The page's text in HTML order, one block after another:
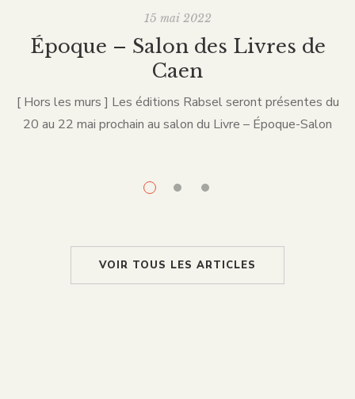
15 mai 2022
Époque – Salon des Livres de
Caen
[ Hors les murs ] Les éditions Rabsel seront présentes du
20 au 22 mai prochain au salon du Livre – Époque-Salon
dédicaces… sont organisés à l’hôtel de ville et ses abords,
VOIR TOUS LES ARTICLES